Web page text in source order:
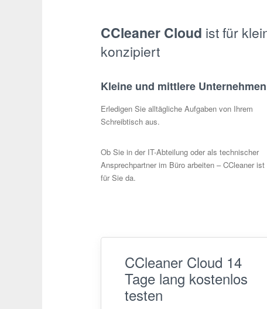
CCleaner Cloud ist für
konzipiert
Kleine und mittlere Unternehmen
Erledigen Sie alltägliche Aufgaben von Ihrem
Schreibtisch aus.
Ob Sie in der IT-Abteilung oder als technischer
Ansprechpartner im Büro arbeiten – CCleaner ist
für Sie da.
CCleaner Cloud 14
Tage lang kostenlos
testen